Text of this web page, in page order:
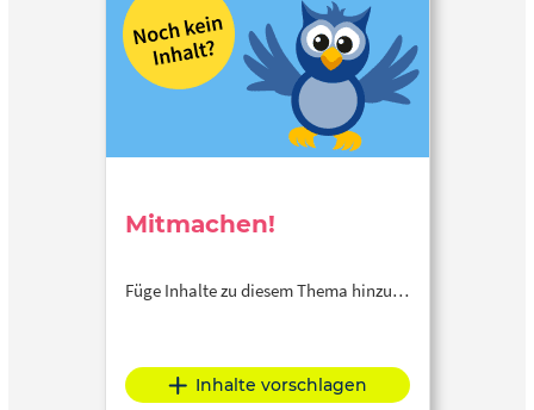
Mitmachen!
Füge Inhalte zu diesem Thema hinzu…
Inhalte vorschlagen